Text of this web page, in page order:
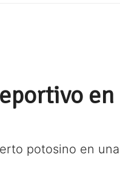
en
potosino en